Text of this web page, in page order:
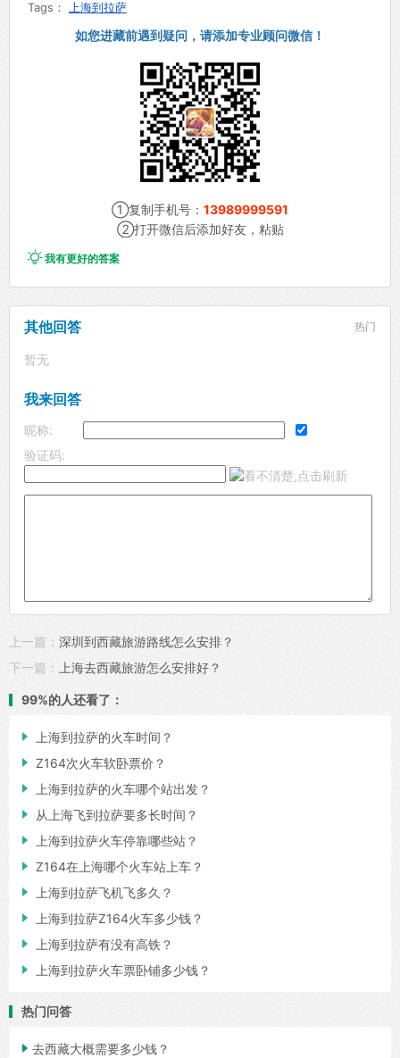
Tags： 上海到拉萨
如您进藏前遇到疑问，请添加专业顾问微信！
①复制手机号： 13989999591
②打开微信后添加好友，粘贴
我有更好的答案
其他回答 热门
暂无
我来回答
昵称:
验证码:
上一篇： 深圳到西藏旅游路线怎么安排？
下一篇：
上海去西藏旅游怎么安排好？
99%的人还看了：
 上海到拉萨的火车时间？
 Z164次火车软卧票价？
 上海到拉萨的火车哪个站出发？
 从上海飞到拉萨要多长时间？
 上海到拉萨火车停靠哪些站？
 Z164在上海哪个火车站上车？
 上海到拉萨飞机飞多久？
 上海到拉萨Z164火车多少钱？
 上海到拉萨有没有高铁？
 上海到拉萨火车票卧铺多少钱？
热门问答
 去西藏大概需要多少钱？